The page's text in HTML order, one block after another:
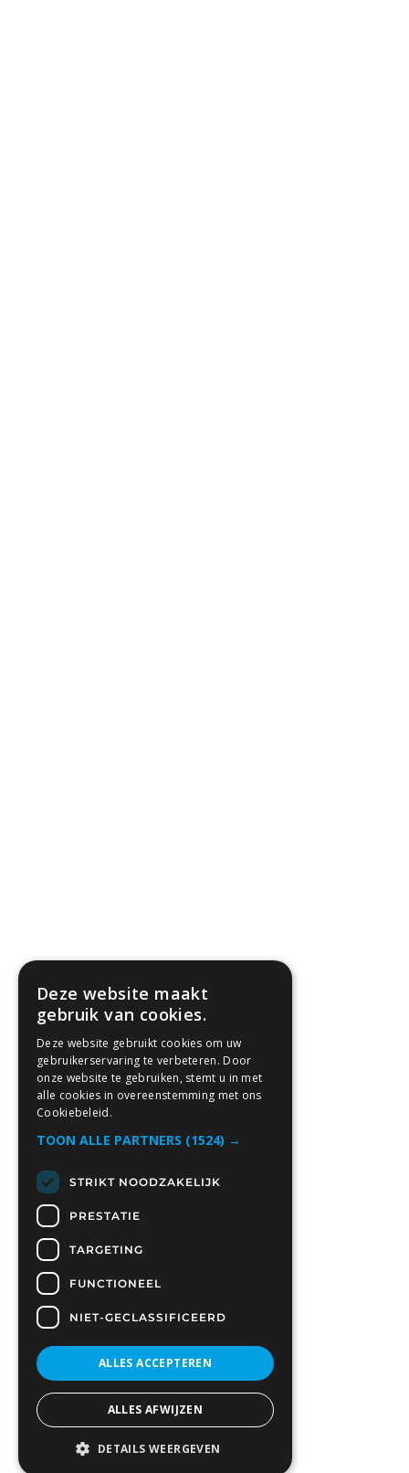
Deze website maakt
gebruik van cookies.
Deze website gebruikt cookies om uw
gebruikerservaring te verbeteren. Door
onze website te gebruiken, stemt u in met
alle cookies in overeenstemming met ons
Cookiebeleid.
TOON ALLE PARTNERS (1524) →
STRIKT NOODZAKELIJK
PRESTATIE
TARGETING
FUNCTIONEEL
NIET-GECLASSIFICEERD
ALLES ACCEPTEREN
ALLES AFWIJZEN
DETAILS WEERGEVEN